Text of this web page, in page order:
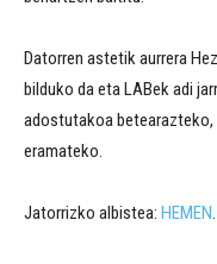
Datorren astetik aurrera
bilduko da eta LABek adi
adostutakoa
eramateko.
Jatorrizko albistea: HEMEN.